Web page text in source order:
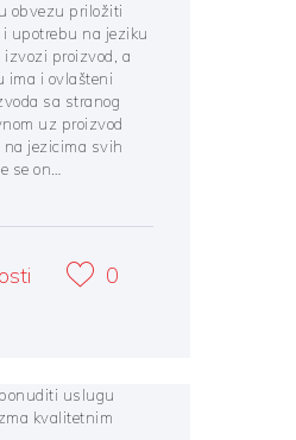
obvezu priložiti
upotrebu na jeziku
izvozi proizvod, a
ima i ovlašteni
sa stranog
uz proizvod
na jezicima svih
se on…
0